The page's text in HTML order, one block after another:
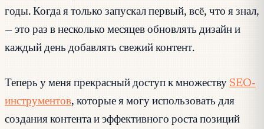
годы. Когда я только запускал первый, всё, что я знал,
— это раз в несколько месяцев обновлять дизайн и
каждый день добавлять свежий контент.
Теперь у меня прекрасный доступ к множеству SEO-
инструментов, которые я могу использовать для
создания контента и эффективного роста позиций